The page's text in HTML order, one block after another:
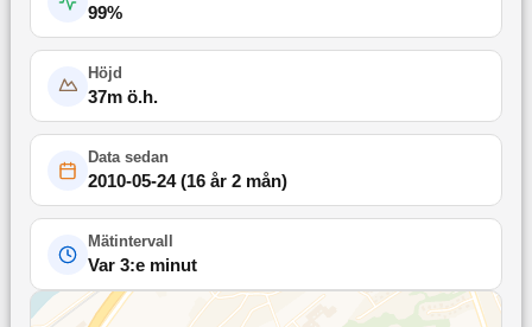
99%
Höjd
37m ö.h.
Data sedan
2010-05-24(16 år 2 mån)
Mätintervall
Var 3:e minut